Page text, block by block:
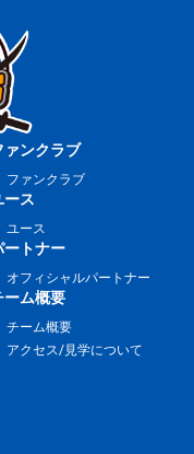
ァンクラブ
ファンクラブ
ース
ユース
ートナー
オフィシャルパートナー
ーム概要
チーム概要
アクセス/見学について